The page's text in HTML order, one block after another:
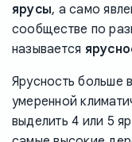
ярусы, а само
сообществе по
называется
Ярусность больше
умеренной
выделить 4 или 5